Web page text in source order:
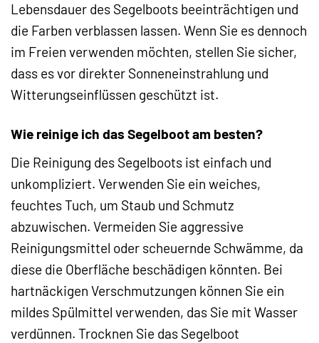
Lebensdauer des Segelboots beeinträchtigen und
die Farben verblassen lassen. Wenn Sie es dennoch
im Freien verwenden möchten, stellen Sie sicher,
dass es vor direkter Sonneneinstrahlung und
Witterungseinflüssen geschützt ist.
Wie reinige ich das Segelboot am besten?
Die Reinigung des Segelboots ist einfach und
unkompliziert. Verwenden Sie ein weiches,
feuchtes Tuch, um Staub und Schmutz
abzuwischen. Vermeiden Sie aggressive
Reinigungsmittel oder scheuernde Schwämme, da
diese die Oberfläche beschädigen könnten. Bei
hartnäckigen Verschmutzungen können Sie ein
mildes Spülmittel verwenden, das Sie mit Wasser
verdünnen. Trocknen Sie das Segelboot